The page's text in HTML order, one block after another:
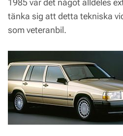
1985 var det något alldeles
tänka sig att detta tekniska
som veteranbil.